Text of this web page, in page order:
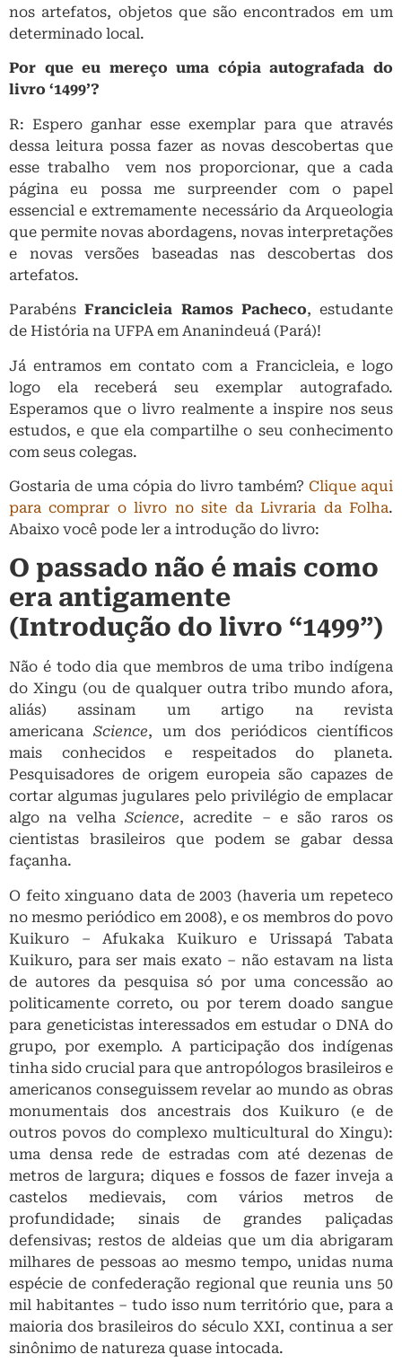
nos artefatos, objetos que são encontrados em um
determinado local.
Por que eu mereço uma cópia autografada do
livro ‘1499’?
R: Espero ganhar esse exemplar para que através
dessa leitura possa fazer as novas descobertas que
esse trabalho vem nos proporcionar, que a cada
página eu possa me surpreender com o papel
essencial e extremamente necessário da Arqueologia
que permite novas abordagens, novas interpretações
e novas versões baseadas nas descobertas dos
artefatos.
ParabénsFrancicleia Ramos Pacheco, estudante
de História na UFPA em Ananindeuá (Pará)!
Já entramos em contato com a Francicleia, e logo
logo ela receberá seu exemplar autografado.
Esperamos que o livro realmente a inspire nos seus
estudos, e que ela compartilhe o seu conhecimento
com seus colegas.
Gostaria de uma cópia do livro também? Clique aqui
para comprar o livro no site da Livraria da Folha.
Abaixo você pode ler a introdução do livro:
O passado não é mais como
era antigamente
(Introdução do livro “1499”)
Não é todo dia que membros de uma tribo indígena
do Xingu (ou de qualquer outra tribo mundo afora,
aliás) assinam um artigo na revista
americana Science, um dos periódicos científicos
mais conhecidos e respeitados do planeta.
Pesquisadores de origem europeia são capazes de
cortar algumas jugulares pelo privilégio de emplacar
algo na velha Science, acredite – e são raros os
cientistas brasileiros que podem se gabar dessa
façanha.
O feito xinguano data de 2003 (haveria um repeteco
no mesmo periódico em 2008), e os membros do povo
Kuikuro – Afukaka Kuikuro e Urissapá Tabata
Kuikuro, para ser mais exato – não estavam na lista
de autores da pesquisa só por uma concessão ao
politicamente correto, ou por terem doado sangue
para geneticistas interessados em estudar o DNA do
grupo, por exemplo. A participação dos indígenas
tinha sido crucial para que antropólogos brasileiros e
americanos conseguissem revelar ao mundo as obras
monumentais dos ancestrais dos Kuikuro (e de
outros povos do complexo multicultural do Xingu):
uma densa rede de estradas com até dezenas de
metros de largura; diques e fossos de fazer inveja a
castelos medievais, com vários metros de
profundidade; sinais de grandes paliçadas
defensivas; restos de aldeias que um dia abrigaram
milhares de pessoas ao mesmo tempo, unidas numa
espécie de confederação regional que reunia uns 50
mil habitantes – tudo isso num território que, para a
maioria dos brasileiros do século XXI, continua a ser
sinônimo de natureza quase intocada.